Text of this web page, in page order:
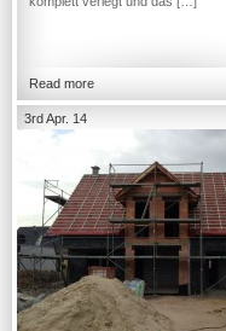
Read more
3rd Apr. 14